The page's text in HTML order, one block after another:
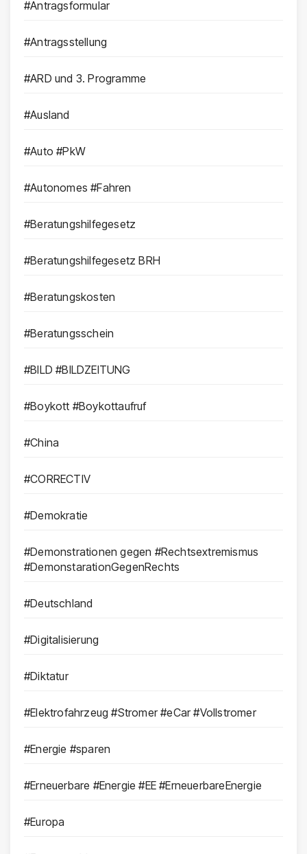
#Antragsformular
#Antragsstellung
#ARD und 3. Programme
#Ausland
#Auto #PkW
#Autonomes #Fahren
#Beratungshilfegesetz
#Beratungshilfegesetz BRH
#Beratungskosten
#Beratungsschein
#BILD #BILDZEITUNG
#Boykott #Boykottaufruf
#China
#CORRECTIV
#Demokratie
#Demonstrationen gegen #Rechtsextremismus
#DemonstarationGegenRechts
#Deutschland
#Digitalisierung
#Diktatur
#Elektrofahrzeug #Stromer #eCar #Vollstromer
#Energie #sparen
#Erneuerbare #Energie #EE #ErneuerbareEnergie
#Europa